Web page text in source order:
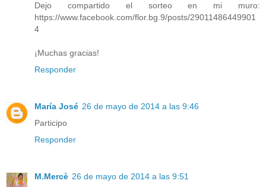
Dejo compartido el sorteo en mi muro:
https://www.facebook.com/flor.bg.9/posts/29011486449901
4
¡Muchas gracias!
Responder
María José 26 de mayo de 2014 a las 9:46
Participo
Responder
M.Mercè 26 de mayo de 2014 a las 9:51